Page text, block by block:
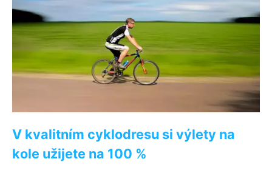
V kvalitním cyklodresu si výlety na
kole užijete na 100 %